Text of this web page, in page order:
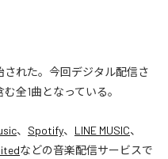
された。今回デジタル配信さ
全1曲となっている。
、 Spotify、 LINE MUSIC、
などの音楽配信サービスで